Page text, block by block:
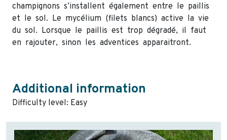
champignons s’installent également entre le paillis
et le sol. Le mycélium (filets blancs) active la vie
du sol. Lorsque le paillis est trop dégradé, il faut
en rajouter, sinon les adventices apparaitront.
Additional information
Difficulty level: Easy